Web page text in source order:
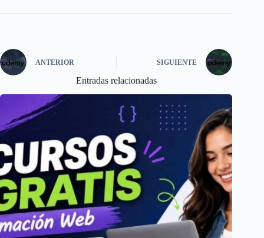
ANTERIOR SIGUIENTE
Entradas relacionadas